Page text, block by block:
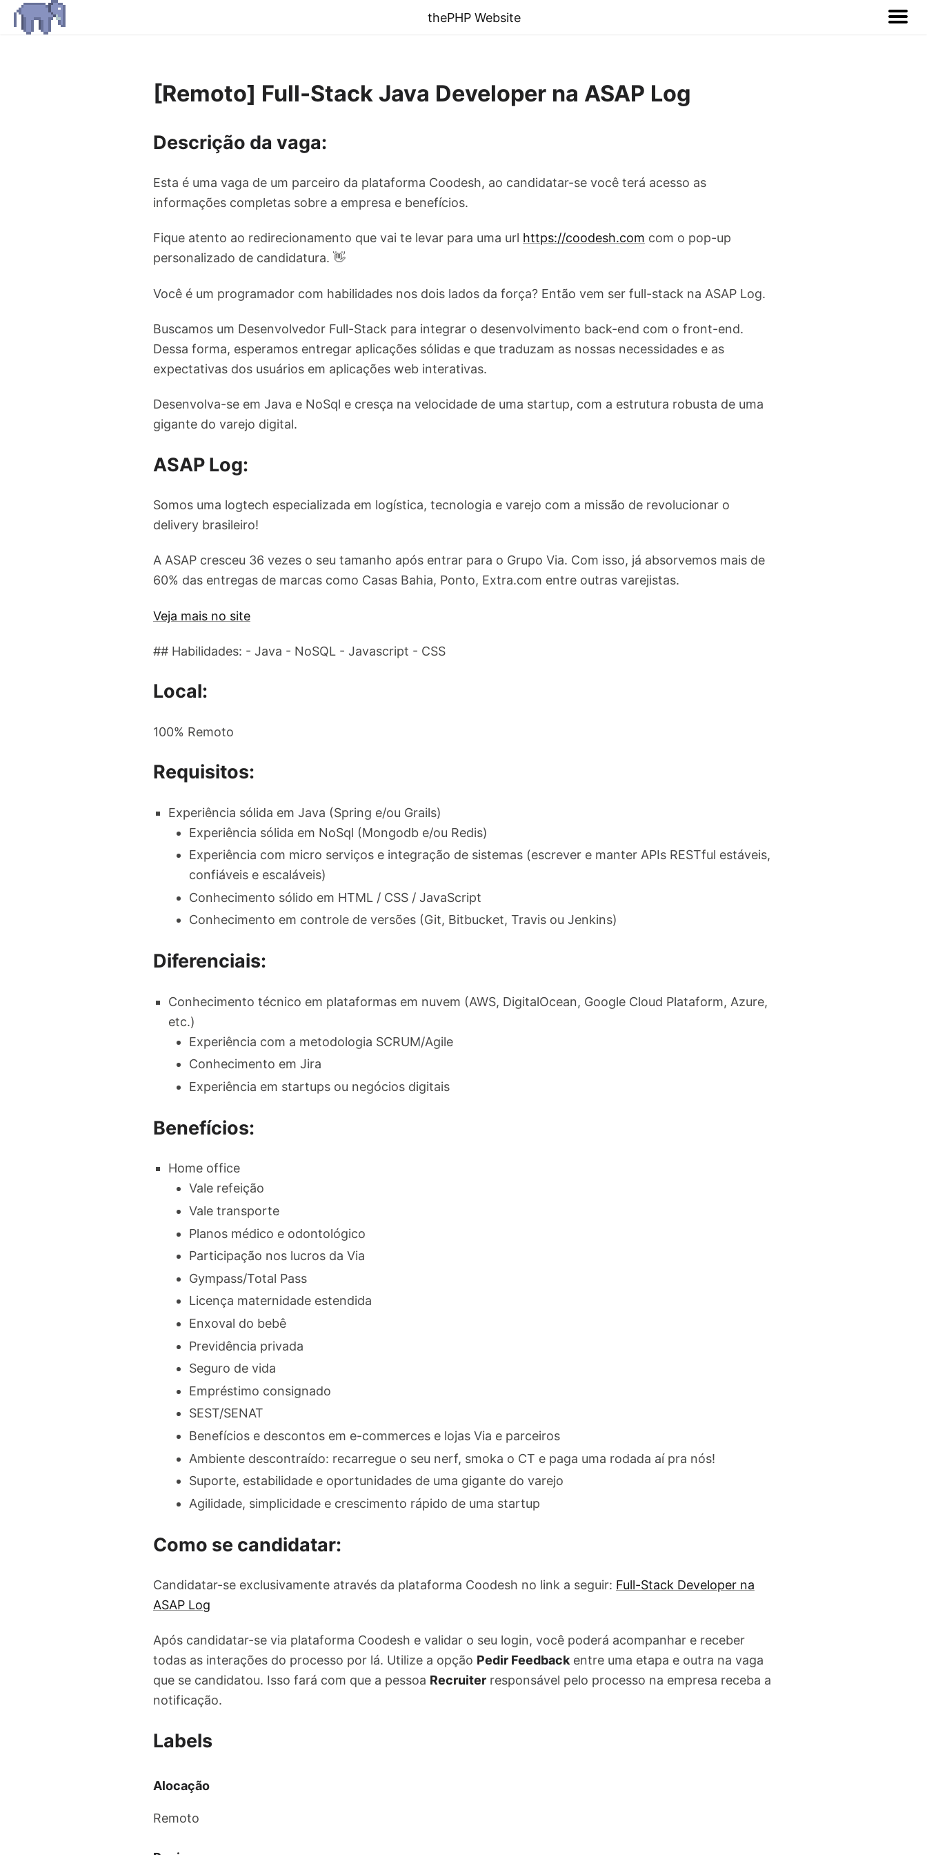
thePHP Website
[Remoto] Full-Stack Java Developer na ASAP Log
Descrição da vaga:
Esta é uma vaga de um parceiro da plataforma Coodesh, ao candidatar-se você terá acesso as
informações completas sobre a empresa e benefícios.
Fique atento ao redirecionamento que vai te levar para uma url https://coodesh.com com o pop-up
personalizado de candidatura. 👋
Você é um programador com habilidades nos dois lados da força? Então vem ser full-stack na ASAP Log.
Buscamos um Desenvolvedor Full-Stack para integrar o desenvolvimento back-end com o front-end.
Dessa forma, esperamos entregar aplicações sólidas e que traduzam as nossas necessidades e as
expectativas dos usuários em aplicações web interativas.
Desenvolva-se em Java e NoSql e cresça na velocidade de uma startup, com a estrutura robusta de uma
gigante do varejo digital.
ASAP Log:
Somos uma logtech especializada em logística, tecnologia e varejo com a missão de revolucionar o
delivery brasileiro!
A ASAP cresceu 36 vezes o seu tamanho após entrar para o Grupo Via. Com isso, já absorvemos mais de
60% das entregas de marcas como Casas Bahia, Ponto, Extra.com entre outras varejistas.
Veja mais no site
## Habilidades: - Java - NoSQL - Javascript - CSS
Local:
100% Remoto
Requisitos:
Experiência sólida em Java (Spring e/ou Grails)
Experiência sólida em NoSql (Mongodb e/ou Redis)
Experiência com micro serviços e integração de sistemas (escrever e manter APIs RESTful estáveis,
confiáveis e escaláveis)
Conhecimento sólido em HTML / CSS / JavaScript
Conhecimento em controle de versões (Git, Bitbucket, Travis ou Jenkins)
Diferenciais:
Conhecimento técnico em plataformas em nuvem (AWS, DigitalOcean, Google Cloud Plataform, Azure,
etc.)
Experiência com a metodologia SCRUM/Agile
Conhecimento em Jira
Experiência em startups ou negócios digitais
Benefícios:
Home office
Vale refeição
Vale transporte
Planos médico e odontológico
Participação nos lucros da Via
Gympass/Total Pass
Licença maternidade estendida
Enxoval do bebê
Previdência privada
Seguro de vida
Empréstimo consignado
SEST/SENAT
Benefícios e descontos em e-commerces e lojas Via e parceiros
Ambiente descontraído: recarregue o seu nerf, smoka o CT e paga uma rodada aí pra nós!
Suporte, estabilidade e oportunidades de uma gigante do varejo
Agilidade, simplicidade e crescimento rápido de uma startup
Como se candidatar:
Candidatar-se exclusivamente através da plataforma Coodesh no link a seguir: Full-Stack Developer na
ASAP Log
Após candidatar-se via plataforma Coodesh e validar o seu login, você poderá acompanhar e receber
todas as interações do processo por lá. Utilize a opção Pedir Feedbackentre uma etapa e outra na vaga
que se candidatou. Isso fará com que a pessoa Recruiter responsável pelo processo na empresa receba a
notificação.
Labels
Alocação
Remoto